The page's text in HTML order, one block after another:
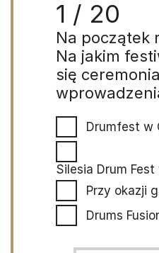
1 / 20
Na początek
Na jakim
się ceremonia
Drumfest w
Silesia Drum
Przy okazji
Drums